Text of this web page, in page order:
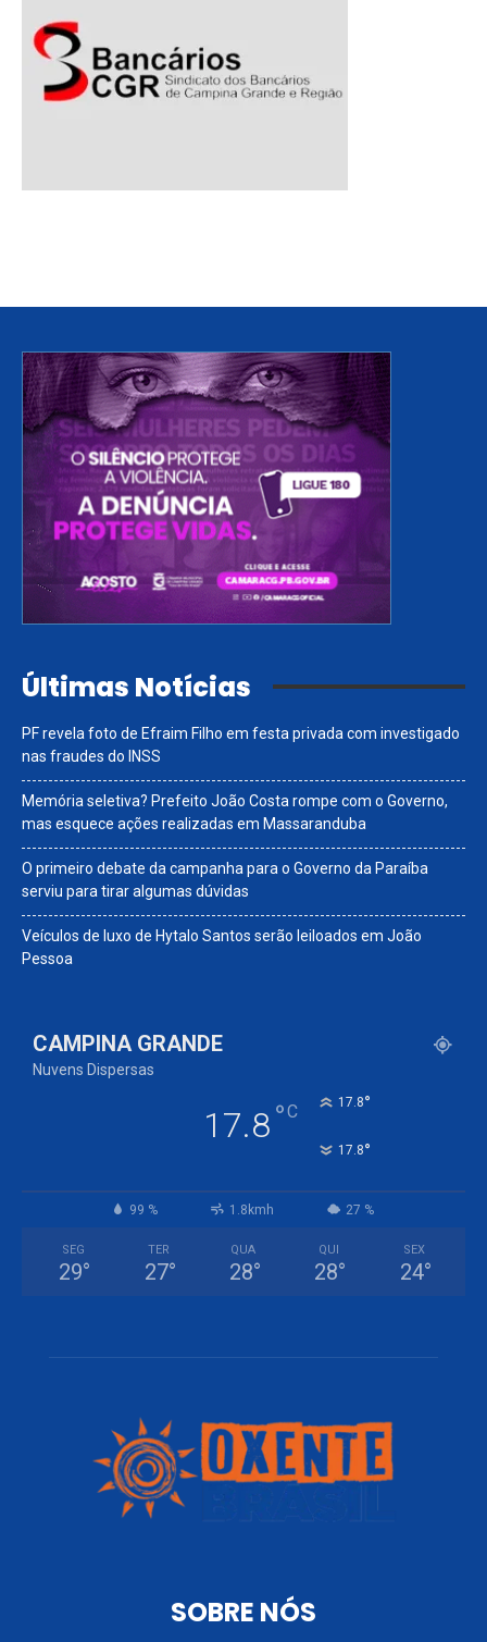
Últimas Notícias
PF revela foto de Efraim Filho em festa privada com investigado
nas fraudes do INSS
Memória seletiva? Prefeito João Costa rompe com o Governo,
mas esquece ações realizadas em Massaranduba
O primeiro debate da campanha para o Governo da Paraíba
serviu para tirar algumas dúvidas
Veículos de luxo de Hytalo Santos serão leiloados em João
Pessoa
CAMPINA GRANDE
Nuvens Dispersas
17.8°C 17.8°
17.8°
99 % 1.8kmh 27 %
SEG
29°
TER
27°
QUA
28°
QUI
28°
SEX
24°
SOBRE NÓS